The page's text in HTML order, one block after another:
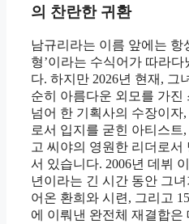
의 찬란한 귀환
남규리라는 이름 앞에는 항
형’이라는 수식어가 따라다
다. 하지만 2026년 현재, 그
순히 아름다운 외모를 가진
넘어 한 기획사의 수장이자,
로서 입지를 굳힌 아티스트,
고 씨야의 영원한 리더로서
서 있습니다. 2006년 데뷔
년이라는 긴 시간 동안 그녀
어온 환희와 시련, 그리고
에 이뤄낸 완전체 재결합은